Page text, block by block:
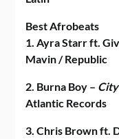
Best Afrobeats
1. Ayra Starr ft.
Mavin / Republic
2. Burna Boy –
Atlantic Records
3. Chris Brown ft.